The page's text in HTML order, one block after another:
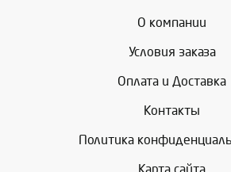
О компании
Условия заказа
Оплата и Доставка
Контакты
Политика